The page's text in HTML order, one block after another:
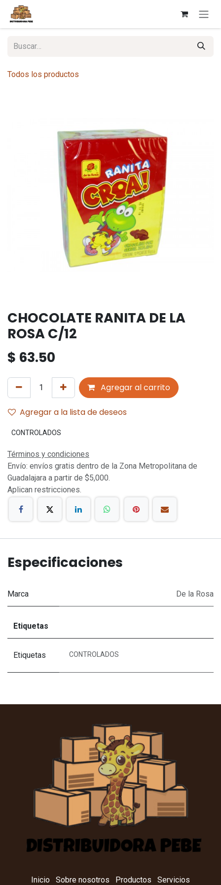
Ir al contenido
Todos los productos
CHOCOLATE RANITA DE LA
ROSA C/12
$ 63.50
Agregar al carrito
Agregar a la lista de deseos
CONTROLADOS
Términos y condiciones
Envío: envíos gratis dentro de la Zona Metropolitana de
Guadalajara a partir de $5,000.
Aplican restricciones.
Especificaciones
Marca De la Rosa
Etiquetas
Etiquetas CONTROLADOS
Inicio Sobre nosotros Productos Servicios